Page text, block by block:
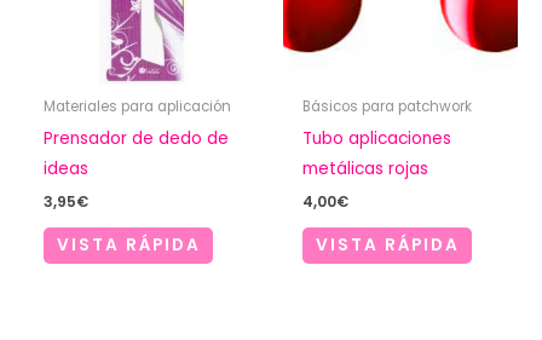
Materiales para aplicación
Prensador de dedo de
ideas
3,95€
VISTA RÁPIDA
Básicos para patchwork
Tubo aplicaciones
metálicas rojas
4,00€
VISTA RÁPIDA